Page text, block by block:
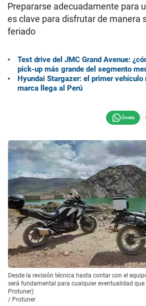
Prepararse adecuadamente para
es clave para disfrutar de manera
feriado
Test drive del JMC Grand Avenue:
pick-up más grande del segmento
Hyundai Stargazer: el primer
marca llega al Perú
Desde la revisión técnica hasta contar con el
será fundamental para cualquier eventualidad
Protuner)
/ Protuner